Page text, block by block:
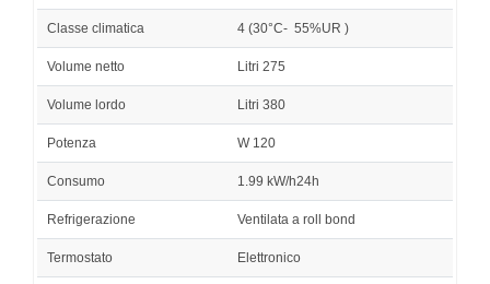
Classe climatica 4 (30°C- 55%UR )
Volume netto Litri 275
Volume lordo Litri 380
Potenza W 120
Consumo 1.99 kW/h24h
Refrigerazione Ventilata a roll bond
Termostato Elettronico